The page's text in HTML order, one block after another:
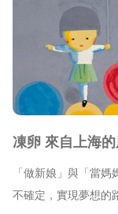
服務據點
台北院
台中辦事處
凍卵 來自上海
「做新娘」與「當
不確定，實現夢想的